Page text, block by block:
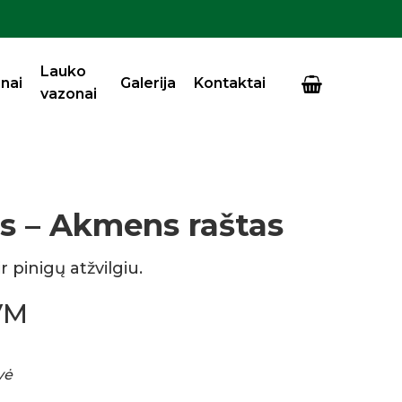
Lauko
vazonai
Galerija Kontaktai
Close
– Akmens raštas
pinigų atžvilgiu.